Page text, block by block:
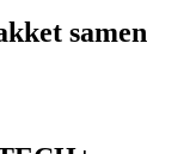
samen